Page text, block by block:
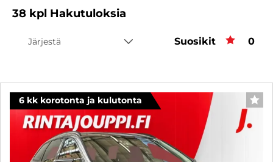
38 kpl Hakutuloksia
Järjestä Suosikit 0
6 kk korotonta ja kulutonta